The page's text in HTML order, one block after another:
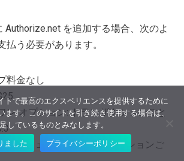
Authorize.net を追加する場合、次のよ
払う必要があります。
料金なし
ン オプション: トランザクションごと
ートウェイのみ: トランザクションご
トで最高のエクスペリエンスを提供するために
す。このサイトを引き続き使用する場合は、
しているものとみなします。
ました
プライバシーポリシー